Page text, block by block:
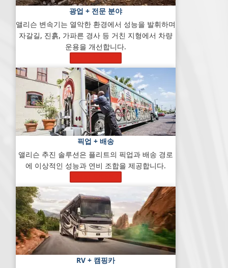
광업 + 전문 분야
앨리슨 변속기는 열악한 환경에서 성능을 발휘하며
자갈길, 진흙, 가파른 경사 등 거친 지형에서 차량
운용을 개선합니다.
픽업 + 배송
앨리슨 추진 솔루션은 플리트의 픽업과 배송 경로
에 이상적인 성능과 연비 조합을 제공합니다.
RV + 캠핑카